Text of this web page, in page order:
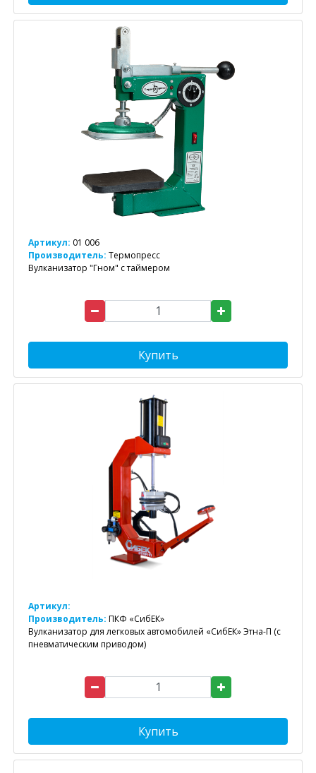
Артикул: 01 006
Производитель: Термопресс
Вулканизатор "Гном" с таймером
Купить
Артикул:
Производитель: ПКФ «СибЕК»
Вулканизатор для легковых автомобилей «СибЕК» Этна-П (с
пневматическим приводом)
Купить